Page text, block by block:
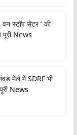
स्टॉप सेंटर ’ की
News
मेले में SDRF भी
News